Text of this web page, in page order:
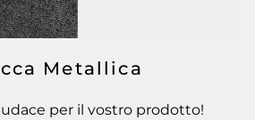
Metallica
per il vostro prodotto!